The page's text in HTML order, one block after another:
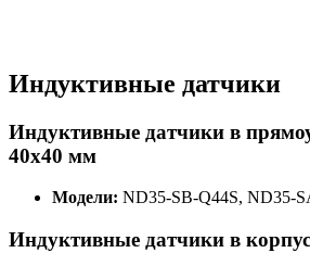
Индуктивные датчики
Индуктивные датчики в
40х40 мм
Модели: ND35-SB-Q44S, ND35-
Индуктивные датчики в